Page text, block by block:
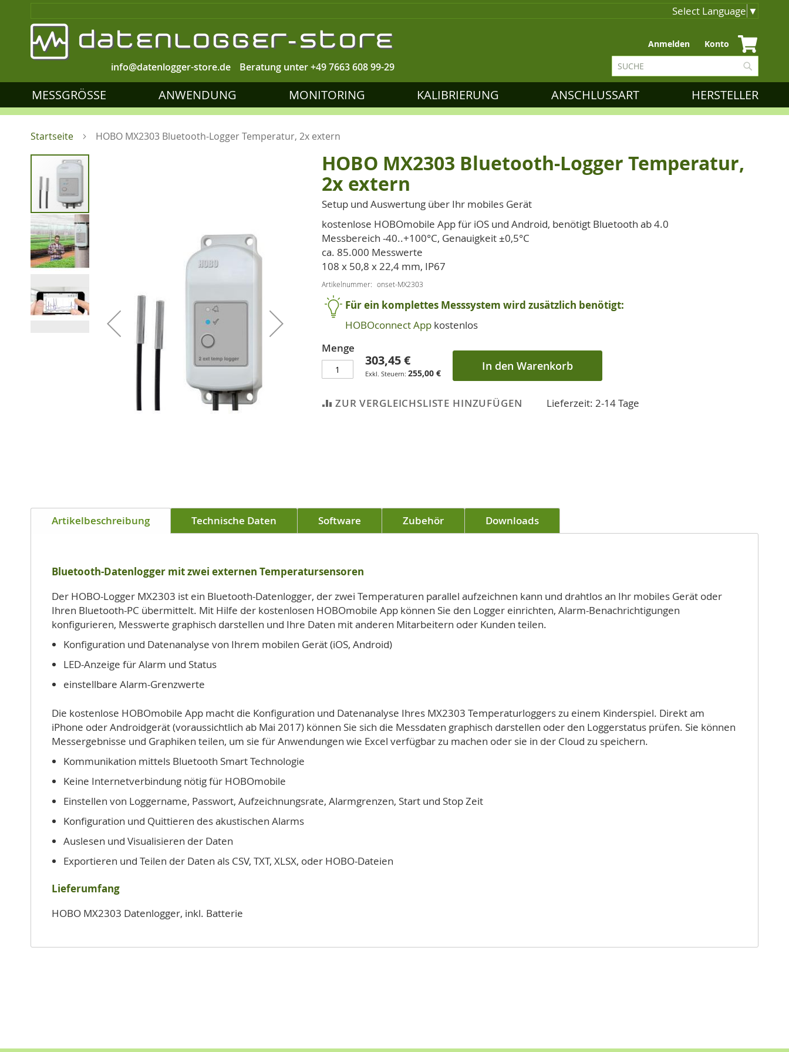
Select Language ▼
Beratung unter+49 7663 608 99-29
info@datenlogger-store.de
Zum
Inhalt
springen
Anmelden Konto
Suche
MESSGRÖSSE ANWENDUNG MONITORING KALIBRIERUNG ANSCHLUSSART HERSTELLER
Startseite HOBO MX2303 Bluetooth-Logger Temperatur, 2x extern
Zum
Ende
der
Bildgalerie
springen
Anfang
HOBO MX2303 Bluetooth-Logger Temperatur,
2x extern
Setup und Auswertung über Ihr mobiles Gerät
kostenlose HOBOmobile App für iOS und Android, benötigt Bluetooth ab 4.0
Messbereich -40..+100°C, Genauigkeit ±0,5°C
ca. 85.000 Messwerte
108 x 50,8 x 22,4 mm, IP67
Artikelnummer onset-MX2303
Für ein komplettes Messsystem wird zusätzlich benötigt:
HOBOconnect App kostenlos
Menge
303,45 €
255,00 € In den Warenkorb
ZUR VERGLEICHSLISTE HINZUFÜGEN Lieferzeit: 2-14 Tage
Artikelbeschreibung Technische Daten Software Zubehör Downloads
Bluetooth-Datenlogger mit zwei externen Temperatursensoren
Der HOBO-Logger MX2303 ist ein Bluetooth-Datenlogger, der zwei Temperaturen parallel aufzeichnen kann und drahtlos an Ihr mobiles Gerät oder
Ihren Bluetooth-PC übermittelt. Mit Hilfe der kostenlosen HOBOmobile App können Sie den Logger einrichten, Alarm-Benachrichtigungen
konfigurieren, Messwerte graphisch darstellen und Ihre Daten mit anderen Mitarbeitern oder Kunden teilen.
Konfiguration und Datenanalyse von Ihrem mobilen Gerät (iOS, Android)
LED-Anzeige für Alarm und Status
einstellbare Alarm-Grenzwerte
Die kostenlose HOBOmobile App macht die Konfiguration und Datenanalyse Ihres MX2303 Temperaturloggers zu einem Kinderspiel. Direkt am
iPhone oder Androidgerät (voraussichtlich ab Mai 2017) können Sie sich die Messdaten graphisch darstellen oder den Loggerstatus prüfen. Sie können
Messergebnisse und Graphiken teilen, um sie für Anwendungen wie Excel verfügbar zu machen oder sie in der Cloud zu speichern.
Kommunikation mittels Bluetooth Smart Technologie
Keine Internetverbindung nötig für HOBOmobile
Einstellen von Loggername, Passwort, Aufzeichnungsrate, Alarmgrenzen, Start und Stop Zeit
Konfiguration und Quittieren des akustischen Alarms
Auslesen und Visualisieren der Daten
Exportieren und Teilen der Daten als CSV, TXT, XLSX, oder HOBO-Dateien
Lieferumfang
HOBO MX2303 Datenlogger, inkl. Batterie